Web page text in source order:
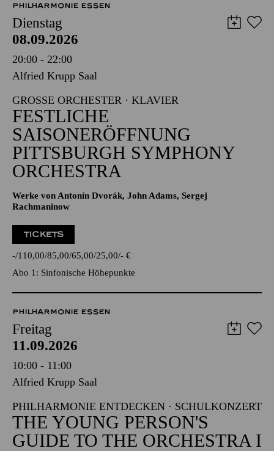
PHILHARMONIE ESSEN
Dienstag
08.09.2026
20:00 - 22:00
Alfried Krupp Saal
GROSSE ORCHESTER · KLAVIER
FESTLICHE
SAISONERÖFFNUNG
PITTSBURGH SYMPHONY
ORCHESTRA
Werke von Antonín Dvorák, John Adams, Sergej
Rachmaninow
TICKETS
- 110,00 85,00 65,00 25,00 - €
Abo 1: Sinfonische Höhepunkte
PHILHARMONIE ESSEN
Freitag
11.09.2026
10:00 - 11:00
Alfried Krupp Saal
PHILHARMONIE ENTDECKEN · SCHULKONZERT
THE YOUNG PERSON'S
GUIDE TO THE ORCHESTRA I